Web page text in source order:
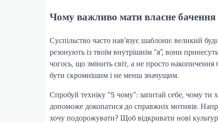
Чому важливо мати власне бачення
Суспільство часто нав’язує шаблони: великий
резонують із твоїм внутрішнім “я”, вони
чогось, що змінить світ, а не просто
бути скромнішим і не менш значущим.
Спробуй техніку “5 чому”: запитай себе, чому ти
допоможе докопатися до справжніх мотивів.
хочу подорожувати? Щоб відкривати нові